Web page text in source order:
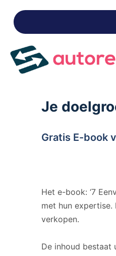
Je
Gratis E-­book
Het e-book: ‘7
met hun
verkopen.
De inhoud bestaat